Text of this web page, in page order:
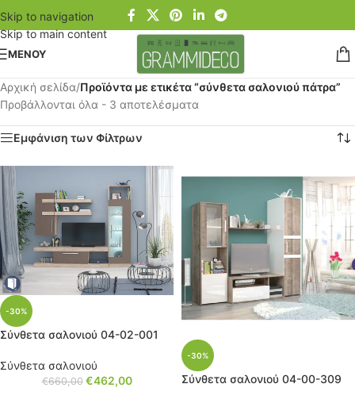
Skip to navigation
Skip to main content
ΜΕΝΟΥ
Αρχική σελίδα/Προϊόντα με ετικέτα “σύνθετα σαλονιού πάτρα”
Προβάλλονται όλα - 3 αποτελέσματα
Εμφάνιση των Φίλτρων
-30%
Σύνθετα σαλoνιού 04-02-001
Σύνθετα σαλονιού
€660,00 €462,00
-30%
Σύνθετα σαλονιού 04-00-309